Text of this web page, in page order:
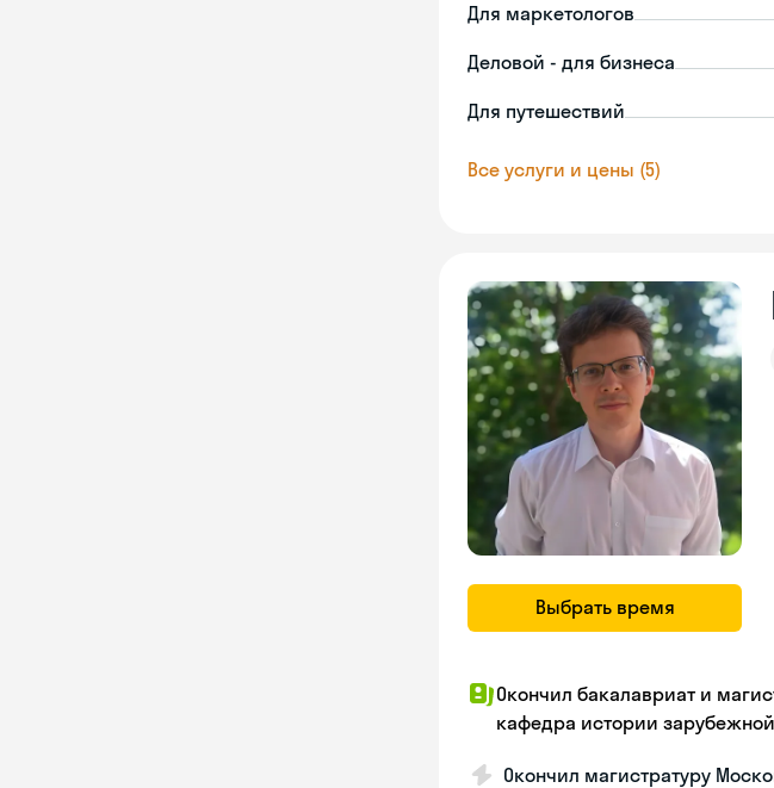
Для маркетологов
Деловой - для бизнеса
Для путешествий
Все услуги и цены (5)
Выбрать время
Окончил бакалавриат и
кафедра истории
Окончил магистратуру